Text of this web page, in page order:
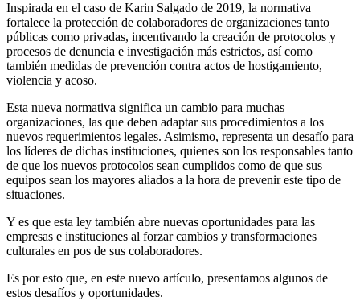
Inspirada en el caso de Karin Salgado de 2019, la normativa
fortalece la protección de colaboradores de organizaciones tanto
públicas como privadas, incentivando la creación de protocolos y
procesos de denuncia e investigación más estrictos, así como
también medidas de prevención contra actos de hostigamiento,
violencia y acoso.
Esta nueva normativa significa un cambio para muchas
organizaciones, las que deben adaptar sus procedimientos a los
nuevos requerimientos legales. Asimismo, representa un desafío para
los líderes de dichas instituciones, quienes son los responsables tanto
de que los nuevos protocolos sean cumplidos como de que sus
equipos sean los mayores aliados a la hora de prevenir este tipo de
situaciones.
Y es que esta ley también abre nuevas oportunidades para las
empresas e instituciones al forzar cambios y transformaciones
culturales en pos de sus colaboradores.
Es por esto que, en este nuevo artículo, presentamos algunos de
estos desafíos y oportunidades.